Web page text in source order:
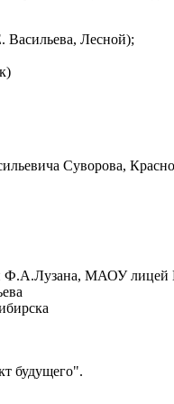
Лесной);
Суворова,
МАОУ лицей
будущего".